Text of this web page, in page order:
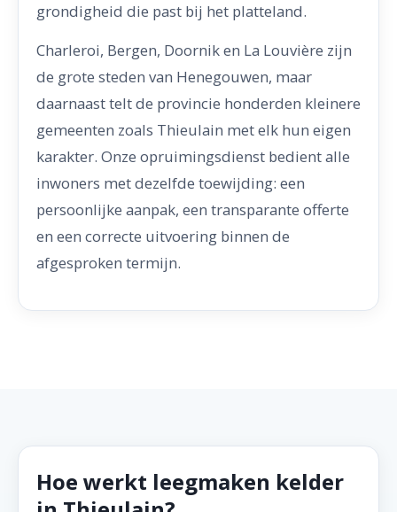
grondigheid die past bij het platteland.
Charleroi, Bergen, Doornik en La Louvière zijn
de grote steden van Henegouwen, maar
daarnaast telt de provincie honderden kleinere
gemeenten zoals Thieulain met elk hun eigen
karakter. Onze opruimingsdienst bedient alle
inwoners met dezelfde toewijding: een
persoonlijke aanpak, een transparante offerte
en een correcte uitvoering binnen de
afgesproken termijn.
Hoe werkt leegmaken kelder